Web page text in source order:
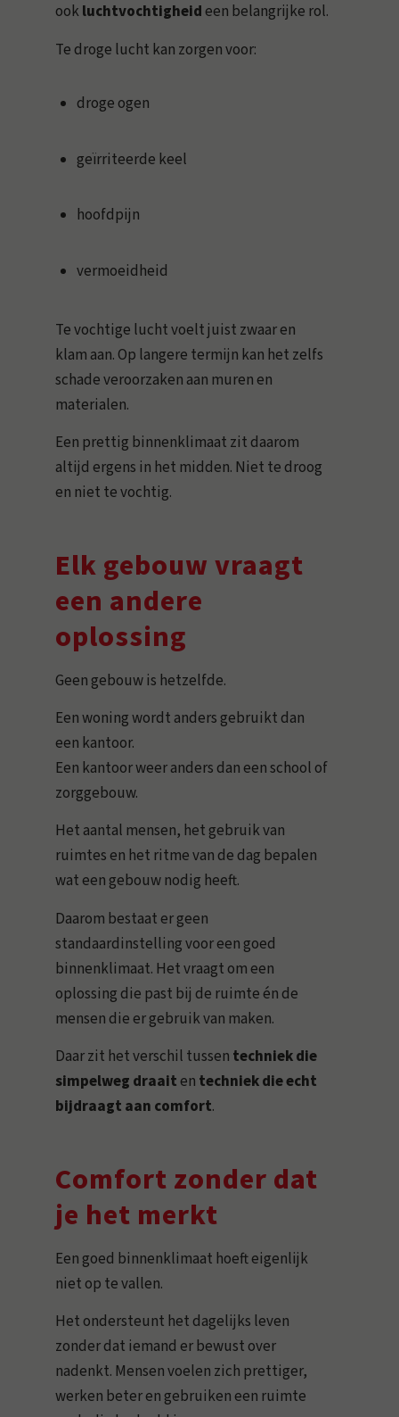
ookluchtvochtigheid een belangrijke rol.
Te droge lucht kan zorgen voor:
droge ogen
geïrriteerde keel
hoofdpijn
vermoeidheid
Te vochtige lucht voelt juist zwaar en
klam aan. Op langere termijn kan het zelfs
schade veroorzaken aan muren en
materialen.
Een prettig binnenklimaat zit daarom
altijd ergens in het midden. Niet te droog
en niet te vochtig.
Elk gebouw vraagt
een andere
oplossing
Geen gebouw is hetzelfde.
Een woning wordt anders gebruikt dan
een kantoor.
Een kantoor weer anders dan een school of
zorggebouw.
Het aantal mensen, het gebruik van
ruimtes en het ritme van de dag bepalen
wat een gebouw nodig heeft.
Daarom bestaat er geen
standaardinstelling voor een goed
binnenklimaat. Het vraagt om een
oplossing die past bij de ruimte én de
mensen die er gebruik van maken.
Daar zit het verschil tussen techniek die
simpelweg draait en techniek die echt
bijdraagt aan comfort.
Comfort zonder dat
je het merkt
Een goed binnenklimaat hoeft eigenlijk
niet op te vallen.
Het ondersteunt het dagelijks leven
zonder dat iemand er bewust over
nadenkt. Mensen voelen zich prettiger,
werken beter en gebruiken een ruimte